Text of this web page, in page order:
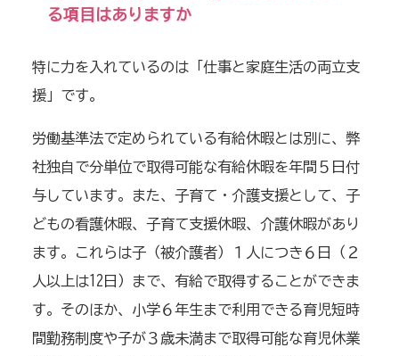
る項目はありますか
特に力を入れているのは「仕事と家庭生活の両立支
援」です。
労働基準法で定められている有給休暇とは別に、弊
社独自で分単位で取得可能な有給休暇を年間５日付
与しています。また、子育て・介護支援として、子
どもの看護休暇、子育て支援休暇、介護休暇があり
ます。これらは子（被介護者）１人につき６日（２
人以上は12 日）まで、有給で取得することができま
す。そのほか、小学６年生まで利用できる育児短時
間勤務制度や子が３歳未満まで取得可能な育児休業